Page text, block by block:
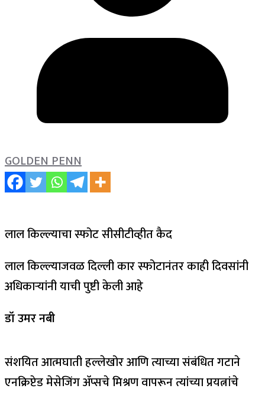
GOLDEN PENN
लाल किल्ल्याचा स्फोट सीसीटीव्हीत कैद
लाल किल्ल्याजवळ दिल्ली कार स्फोटानंतर काही दिवसांनी
अधिकाऱ्यांनी याची पुष्टी केली आहे
डॉउमर नबी
संशयित आत्मघाती हल्लेखोर आणि त्याच्या संबंधित गटाने
एनक्रिप्टेड मेसेजिंग ॲप्सचे मिश्रण वापरून त्यांच्या प्रयत्नांचे